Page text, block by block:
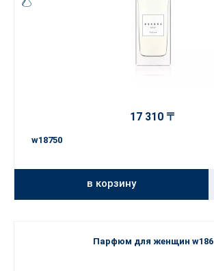
17 310 〒
w18750
в корзину
Парфюм для женщин w186